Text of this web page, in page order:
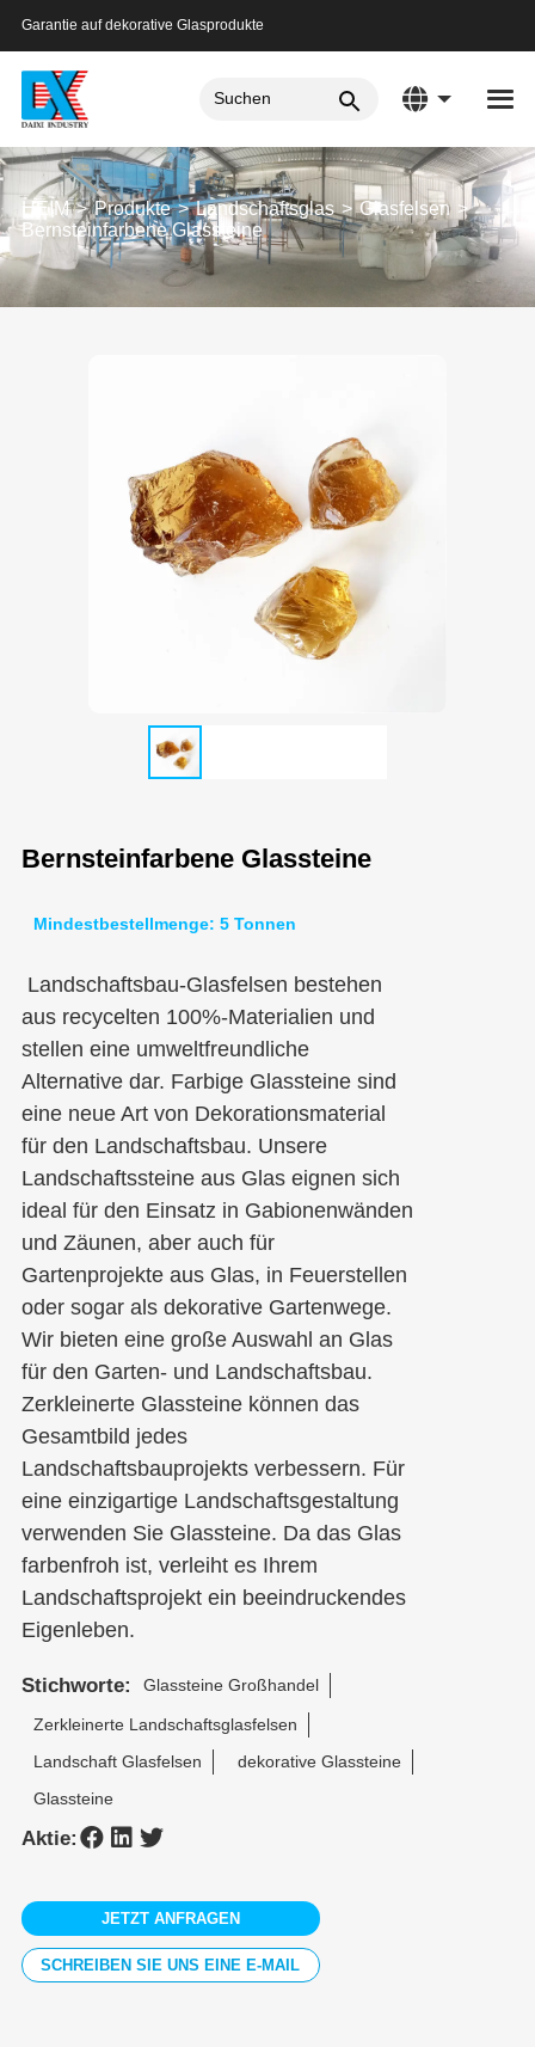
Garantie auf dekorative Glasprodukte
HEIM Produkte Landschaftsglas
Glasfelsen
Bernsteinfarbene Glassteine
Bernsteinfarbene Glassteine
Mindestbestellmenge: 5 Tonnen
Landschaftsbau-Glasfelsen bestehen
aus recycelten 100%-Materialien und
stellen eine umweltfreundliche
Alternative dar. Farbige Glassteine sind
eine neue Art von Dekorationsmaterial
für den Landschaftsbau. Unsere
Landschaftssteine aus Glas eignen sich
ideal für den Einsatz in Gabionenwänden
und Zäunen, aber auch für
Gartenprojekte aus Glas, in Feuerstellen
oder sogar als dekorative Gartenwege.
Wir bieten eine große Auswahl an Glas
für den Garten- und Landschaftsbau.
Zerkleinerte Glassteine können das
Gesamtbild jedes
Landschaftsbauprojekts verbessern. Für
eine einzigartige Landschaftsgestaltung
verwenden Sie Glassteine. Da das Glas
farbenfroh ist, verleiht es Ihrem
Landschaftsprojekt ein beeindruckendes
Eigenleben.
Stichworte: Glassteine Großhandel
Zerkleinerte Landschaftsglasfelsen
Landschaft Glasfelsen
dekorative Glassteine
Glassteine
Aktie:
JETZT ANFRAGEN
SCHREIBEN SIE UNS EINE E-MAIL